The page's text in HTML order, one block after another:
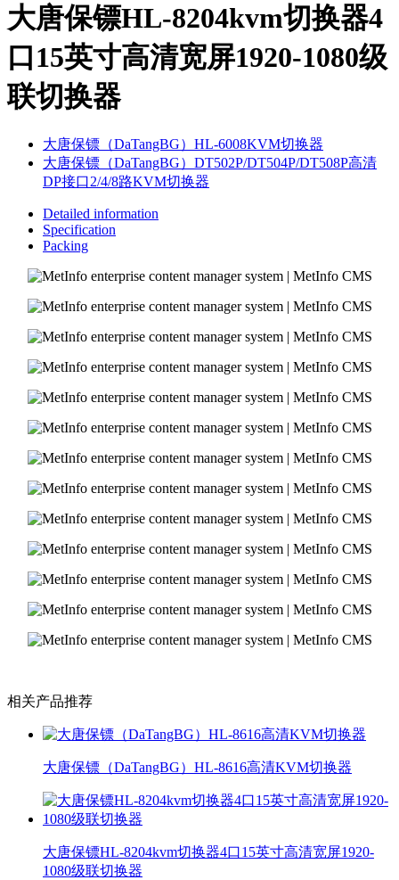
大唐保镖HL-8204kvm切换器4
口15英寸高清宽屏1920-1080级
联切换器
大唐保镖（DaTangBG）HL-6008KVM切换器
大唐保镖（DaTangBG）DT502P/DT504P/DT508P高清
DP接口2/4/8路KVM切换器
Detailed information
Specification
Packing
相关产品推荐
大唐保镖（DaTangBG）HL-8616高清KVM切换器
大唐保镖HL-8204kvm切换器4口15英寸高清宽屏1920-
1080级联切换器